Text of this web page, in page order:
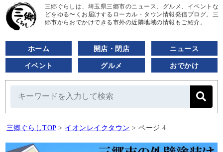
三郷ぐらしは、埼玉県三郷市のニュース、グルメ、イベントな
どをゆる〜くお届けするローカル・タウン情報発信ブログ。三
郷市からおでかけできる市外の近隣地域の情報もご紹介。
ホーム 開店・閉店 ニュース
イベント グルメ おでかけ
三郷ぐらしTOP > イオンレイクタウン > ページ 4